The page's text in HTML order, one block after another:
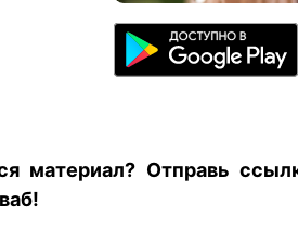
материал? Отправь